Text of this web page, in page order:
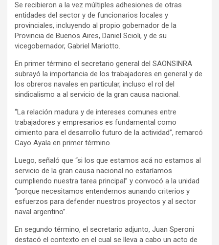
Se recibieron a la vez múltiples adhesiones de otras
entidades del sector y de funcionarios locales y
provinciales, incluyendo al propio gobernador de la
Provincia de Buenos Aires, Daniel Scioli, y de su
vicegobernador, Gabriel Mariotto.
En primer término el secretario general del SAONSINRA
subrayó la importancia de los trabajadores en general y de
los obreros navales en particular, incluso el rol del
sindicalismo a al servicio de la gran causa nacional.
“La relación madura y de intereses comunes entre
trabajadores y empresarios es fundamental como
cimiento para el desarrollo futuro de la actividad”, remarcó
Cayo Ayala en primer término.
Luego, señaló que “si los que estamos acá no estamos al
servicio de la gran causa nacional no estaríamos
cumpliendo nuestra tarea principal” y convocó a la unidad
“porque necesitamos entendernos aunando criterios y
esfuerzos para defender nuestros proyectos y al sector
naval argentino”.
En segundo término, el secretario adjunto, Juan Speroni
destacó el contexto en el cual se lleva a cabo un acto de